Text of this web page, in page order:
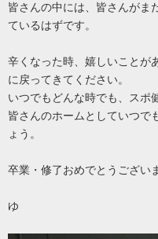
皆さんの中には、皆さんがま
ているはずです。
辛くなった時、嬉しいことが
に戻ってきてください。
いつでもどんな時でも、スポ
皆さんのホームとしていつで
ょう。
卒業・修了おめでとうござい
ゆ